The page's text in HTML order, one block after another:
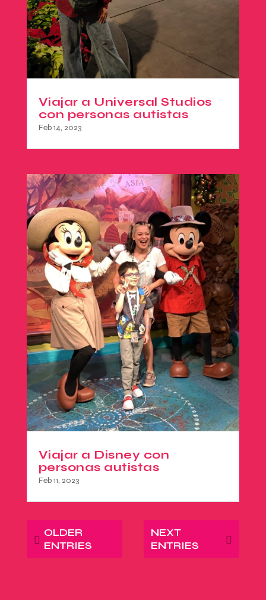
Viajar a Universal Studios
con personas autistas
Feb 14, 2023
Viajar a Disney con
personas autistas
Feb 11, 2023
OLDER
ENTRIES
NEXT
ENTRIES